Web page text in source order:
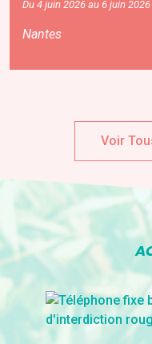
Du 4 juin 2026 au 6 juin 2026
Nantes
Voir